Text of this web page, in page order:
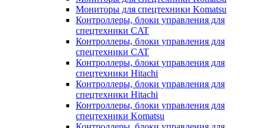
Мониторы для спецтехники Komatsu
Контроллеры, блоки управления для
спецтехники CAT
Контроллеры, блоки управления для
спецтехники CAT
Контроллеры, блоки управления для
спецтехники Hitachi
Контроллеры, блоки управления для
спецтехники Hitachi
Контроллеры, блоки управления для
спецтехники Komatsu